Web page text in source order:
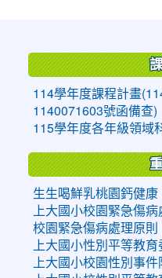
114學年度課程計畫
1140071603號函備查)
115學年度各年級領域
生生喝鮮乳桃園鈣健康
上大國小校園緊急傷
校園緊急傷病處理原則
上大國小性別平等教
上大國小校園性別事